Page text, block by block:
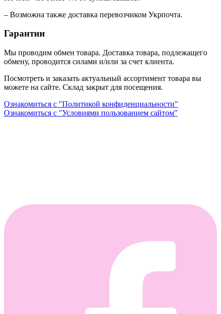
– Возможна также доставка перевозчиком Укрпочта.
Гарантии
Мы проводим обмен товара. Доставка товара, подлежащего
обмену, проводится силами и/или за счет клиента.
Посмотреть и заказать актуальный ассортимент товара вы
можете на сайте. Склад закрыт для посещения.
Ознакомиться с "Политикой конфиденциальности"
Ознакомиться с "Условиями пользованием сайтом"